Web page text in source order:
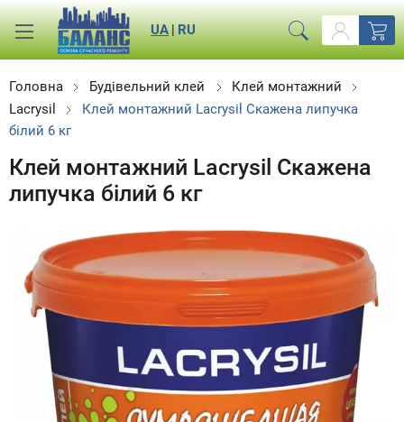
RU
|
UA
Головна Будівельний клей
Клей монтажний
Lacrysil
Клей монтажний Lacrysil Скажена липучка
білий 6 кг
Клей монтажний Lacrysil Скажена
липучка білий 6 кг